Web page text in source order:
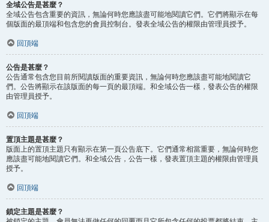
全域公告是甚麼？
全域公告包含重要的資訊，無論何時您應該盡可能地閱讀它們。它們將顯示在每
個版面的最頂端和包含您的會員控制台。發表全域公告的權限由管理員授予。
回頂端
公告是甚麼？
公告通常包含您目前所閱讀版面的重要資訊，無論何時您應該盡可能地閱讀它
們。公告將顯示在該版面的每一頁的最頂端。和全域公告一樣，發表公告的權限
由管理員授予。
回頂端
置頂主題是甚麼？
版面上的置頂主題只有顯示在第一頁公告底下。它們通常相當重要，無論何時您
應該盡可能地閱讀它們。和全域公告，公告一樣，發表置頂主題的權限由管理員
授予。
回頂端
鎖定主題是甚麼？